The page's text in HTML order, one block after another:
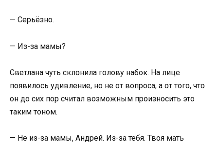
— Серьёзно.
— Из-за мамы?
Светлана чуть склонила голову набок. На лице
появилось удивление, но не от вопроса, а от того, что
он до сих пор считал возможным произносить это
таким тоном.
— Не из-за мамы, Андрей. Из-за тебя. Твоя мать